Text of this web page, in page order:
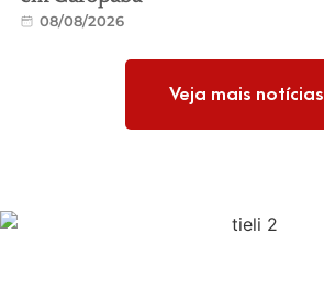
08/08/2026
Veja mais notícias